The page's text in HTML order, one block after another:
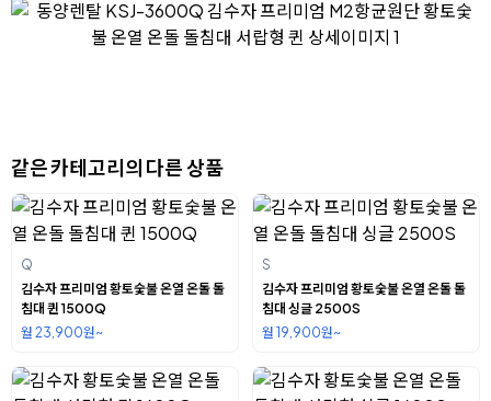
같은 카테고리의 다른 상품
Q
김수자 프리미엄 황토숯불 온열 온돌 돌
침대 퀸 1500Q
월 23,900원~
S
김수자 프리미엄 황토숯불 온열 온돌 돌
침대 싱글 2500S
월 19,900원~